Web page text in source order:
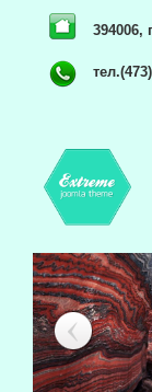
394006,